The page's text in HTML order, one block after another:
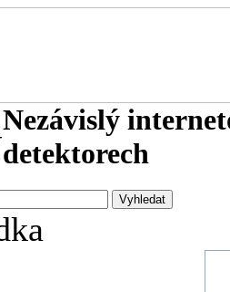
Nezávislý
detektorech